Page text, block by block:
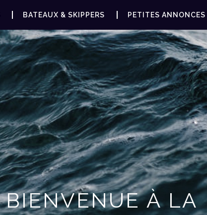
BATEAUX & SKIPPERS PETITES ANNONCES
BIENVENUE À LA